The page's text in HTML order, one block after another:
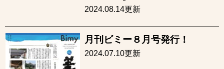
2024.08.14更新
月刊ビミー８月号発行！
2024.07.10更新